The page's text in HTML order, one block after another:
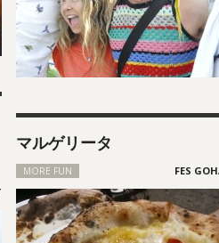
マルゲリータ
MORE FUN